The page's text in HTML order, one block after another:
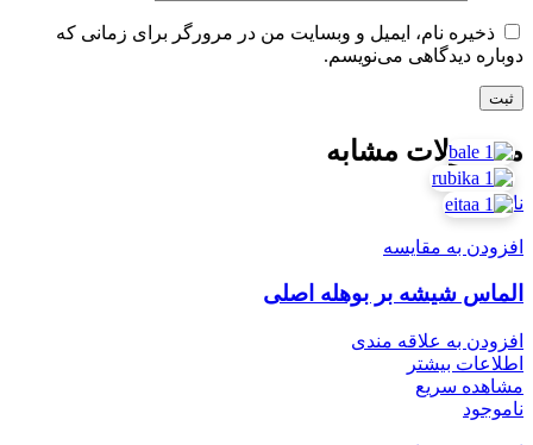
ذخیره نام، ایمیل و وبسایت من در مرورگر برای زمانی که
دوباره دیدگاهی می‌نویسم.
محصولات مشابه
ناموجود
افزودن به مقایسه
الماس شیشه بر بوهله اصلی
افزودن به علاقه مندی
اطلاعات بیشتر
مشاهده سریع
ناموجود